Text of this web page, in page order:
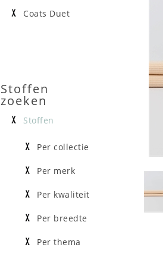
Coats Duet
Stoffen
zoeken
Stoffen
Per collectie
Per merk
Per kwaliteit
Per breedte
Per thema